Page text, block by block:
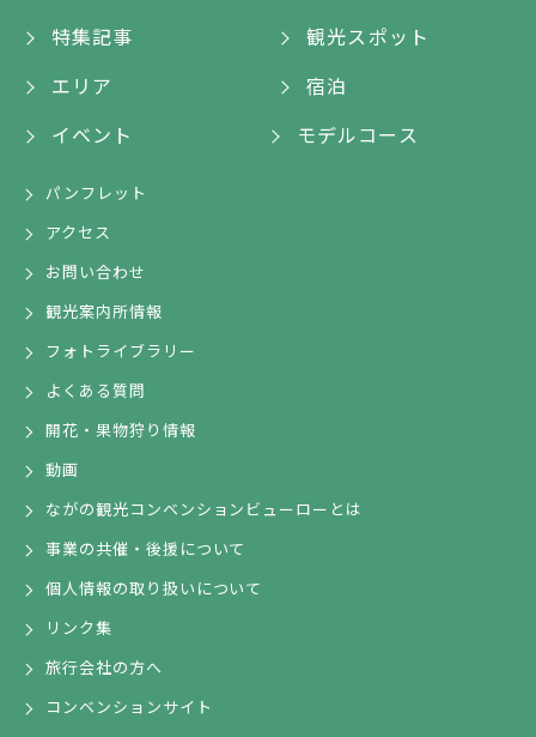
特集記事
観光スポット
エリア
宿泊
イベント
モデルコース
パンフレット
アクセス
お問い合わせ
観光案内所情報
フォトライブラリー
よくある質問
開花・果物狩り情報
動画
ながの観光コンベンションビューローとは
事業の共催・後援について
個人情報の取り扱いについて
リンク集
旅行会社の方へ
コンベンションサイト